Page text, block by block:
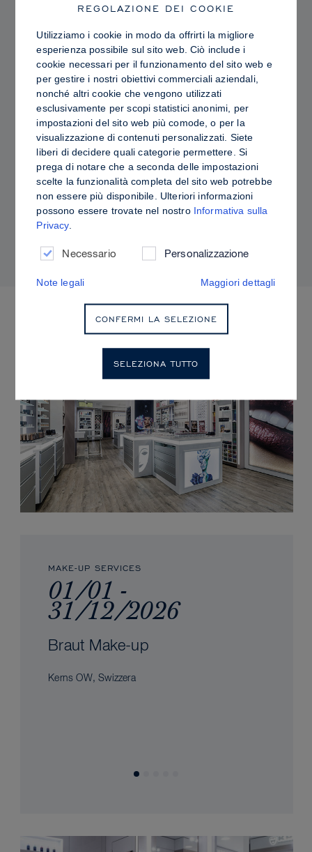
PRO TIPS
Contouring in crema o in polvere: differenze,
vantaggi e come scegliere i prodotti più
MAKE-UP SERVICES
01/01 -
31/12/2026
Braut Make-up
Kerns OW, Swizzera
REGOLAZIONE DEI COOKIE
Utilizziamo i cookie in modo da offrirti la migliore
esperienza possibile sul sito web. Ciò include i
cookie necessari per il funzionamento del sito web e
per gestire i nostri obiettivi commerciali aziendali,
nonché altri cookie che vengono utilizzati
esclusivamente per scopi statistici anonimi, per
impostazioni del sito web più comode, o per la
visualizzazione di contenuti personalizzati. Siete
liberi di decidere quali categorie permettere. Si
prega di notare che a seconda delle impostazioni
scelte la funzionalità completa del sito web potrebbe
non essere più disponibile. Ulteriori informazioni
possono essere trovate nel nostro Informativa sulla
Privacy.
Necessario Personalizzazione
Note legali Maggiori dettagli
CONFERMI LA SELEZIONE
SELEZIONA TUTTO